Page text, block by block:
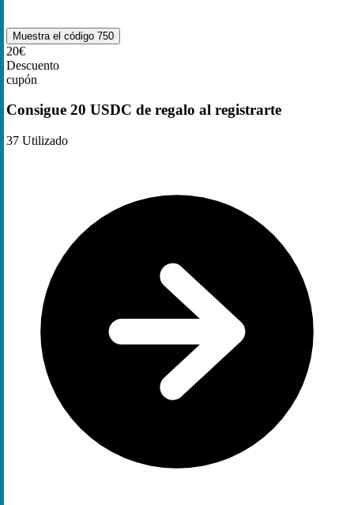
Muestra el código 750
20€
Descuento
cupón
Consigue 20 USDC de regalo al registrarte
37 Utilizado